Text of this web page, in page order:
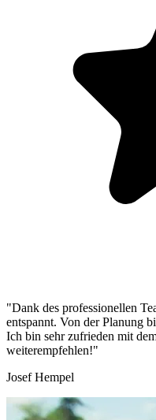
"Dank des professionellen
entspannt. Von der Planung
Ich bin sehr zufrieden mit
weiterempfehlen!"
Josef Hempel